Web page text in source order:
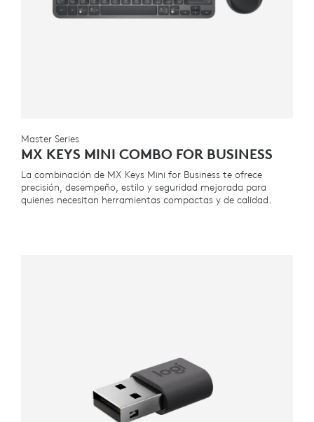
Master Series
MX KEYS MINI COMBO FOR BUSINESS
La combinación de MX Keys Mini for Business te ofrece
precisión, desempeño, estilo y seguridad mejorada para
quienes necesitan herramientas compactas y de calidad.